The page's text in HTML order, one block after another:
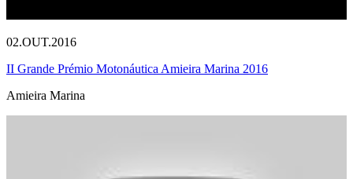
02.OUT.2016
II Grande Prémio Motonáutica Amieira Marina 2016
Amieira Marina